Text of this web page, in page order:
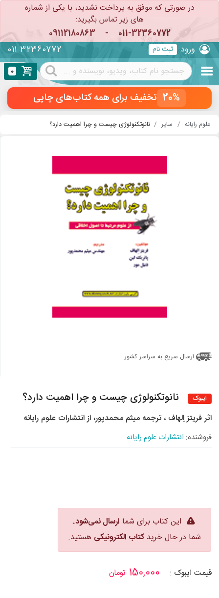
در صورتی که موفق به پرداخت نشدید، با یکی از شماره
های زیر تماس بگیرید:
011-32360772
-
09112180863
ثبت نام ورود 011 32360772
0
20% تخفیف برای همه کتاب‌های چاپی
علوم رایانه سایر نانوتکنولوژی چیست و چرا اهمیت دارد؟
ارسال سریع به سراسر کشور
ایبوک نانوتکنولوژی چیست و چرا اهمیت دارد؟
اثر فريتز اِلهاف ، ترجمه ميثم محمدپور، از انتشارات علوم رایانه
فروشنده: انتشارات علوم رایانه
این کتاب برای شما ارسال نمی‌شود.
شما در حال خریدکتاب الکترونیکی هستید.
قیمت ایبوک :
150,000 تومان